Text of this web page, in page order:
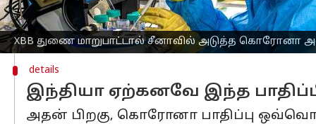
XBB துணை மாறுபாட்டால் சீனாவில் அடுத்த கொரோனா
ஏப்ரல் மாத கடைசியில் இருந்து
details
இந்தியா ஏற்கனவே இந்த
அதன் பிறகு, கொரோனா பாதிப்பு